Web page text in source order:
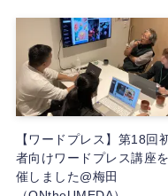
【ワードプレス】第18回
者向けワードプレス講座
催しました@梅田